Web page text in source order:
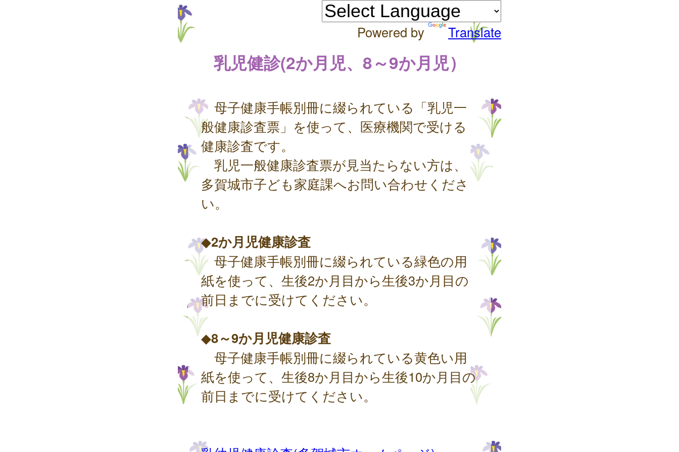
Powered by Translate
乳児健診(2か月児、8～9か月児）
母子健康手帳別冊に綴られている「乳児一
般健康診査票」を使って、医療機関で受ける
健康診査です。
乳児一般健康診査票が見当たらない方は、
多賀城市子ども家庭課へお問い合わせくださ
い。
◆2か月児健康診査
母子健康手帳別冊に綴られている緑色の用
紙を使って、生後2か月目から生後3か月目の
前日までに受けてください。
◆8～9か月児健康診査
母子健康手帳別冊に綴られている黄色い用
紙を使って、生後8か月目から生後10か月目の
前日までに受けてください。